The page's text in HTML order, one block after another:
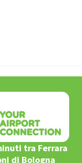
tra Ferrara
di Bologna